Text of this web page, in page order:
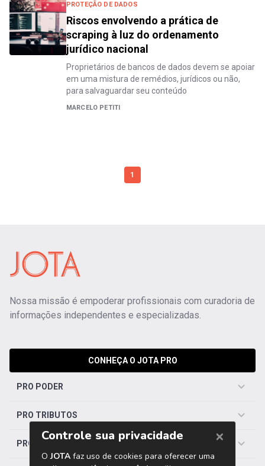
PROTEÇÃO DE DADOS
Riscos envolvendo a prática de
scraping à luz do ordenamento
jurídico nacional
Proprietários de bancos de dados devem se apoiar
em uma mistura de remédios, jurídicos ou não,
para salvaguardar seu conteúdo
MARCELO PETITI
1
Nossa missão é empoderar profissionais com curadoria de
informações independentes e especializadas.
CONHEÇA O JOTA PRO
PRO PODER
PRO TRIBUTOS
PRO TRABALHISTA